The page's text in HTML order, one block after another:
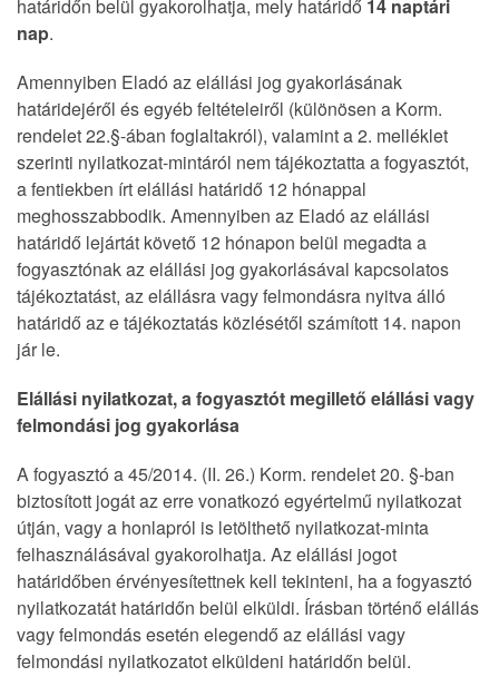
határidőn belül gyakorolhatja, mely határidő 14 naptári
nap.
Amennyiben Eladó az elállási jog gyakorlásának
határidejéről és egyéb feltételeiről (különösen a Korm.
rendelet 22.§-ában foglaltakról), valamint a 2. melléklet
szerinti nyilatkozat-mintáról nem tájékoztatta a fogyasztót,
a fentiekben írt elállási határidő 12 hónappal
meghosszabbodik. Amennyiben az Eladó az elállási
határidő lejártát követő 12 hónapon belül megadta a
fogyasztónak az elállási jog gyakorlásával kapcsolatos
tájékoztatást, az elállásra vagy felmondásra nyitva álló
határidő az e tájékoztatás közlésétől számított 14. napon
jár le.
Elállási nyilatkozat, a fogyasztót megillető elállási vagy
felmondási jog gyakorlása
A fogyasztó a 45/2014. (II. 26.) Korm. rendelet 20. §-ban
biztosított jogát az erre vonatkozó egyértelmű nyilatkozat
útján, vagy a honlapról is letölthető nyilatkozat-minta
felhasználásával gyakorolhatja. Az elállási jogot
határidőben érvényesítettnek kell tekinteni, ha a fogyasztó
nyilatkozatát határidőn belül elküldi. Írásban történő elállás
vagy felmondás esetén elegendő az elállási vagy
felmondási nyilatkozatot elküldeni határidőn belül.